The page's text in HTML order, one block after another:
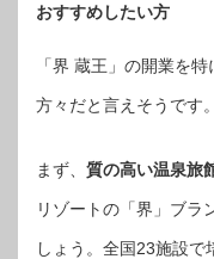
おすすめしたい方
「界 蔵王」の開業を
方々だと言えそうです。
まず、 質の高い温泉旅
リゾートの「界」ブラ
しょう。全国23施設